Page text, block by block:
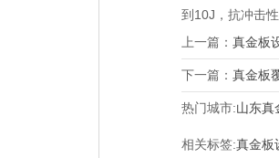
到 10J ，抗冲击
上一篇： 真金板
下一篇： 真金板
热门城市:山东真
相关标签:真金板